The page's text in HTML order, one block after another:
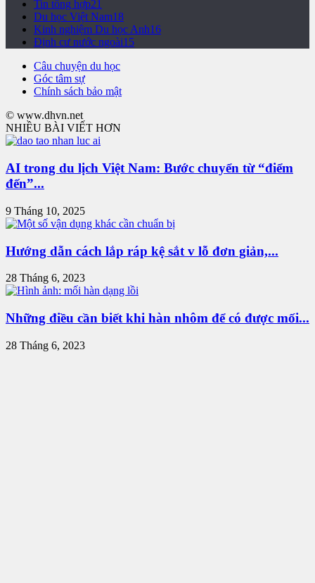
Tin tổng hợp21
Du học Việt Nam18
Kinh nghiệm Du học Anh16
Định cư nước ngoài15
Câu chuyện du học
Góc tâm sự
Chính sách bảo mật
© www.dhvn.net
NHIỀU BÀI VIẾT HƠN
AI trong du lịch Việt Nam: Bước chuyển từ “điểm
đến”...
9 Tháng 10, 2025
Hướng dẫn cách lắp ráp kệ sắt v lỗ đơn giản,...
28 Tháng 6, 2023
Những điều cần biết khi hàn nhôm để có được mối...
28 Tháng 6, 2023